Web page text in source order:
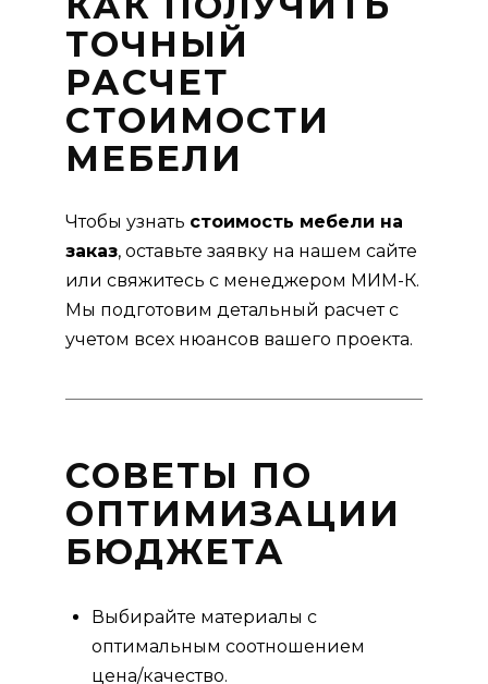
ТОЧНЫЙ
РАСЧЕТ
СТОИМОСТИ
МЕБЕЛИ
Чтобы узнать стоимость мебели на
заказ, оставьте заявку на нашем сайте
или свяжитесь с менеджером МИМ-К.
Мы подготовим детальный расчет с
учетом всех нюансов вашего проекта.
СОВЕТЫ ПО
ОПТИМИЗАЦИИ
БЮДЖЕТА
Выбирайте материалы с
оптимальным соотношением
цена/качество.